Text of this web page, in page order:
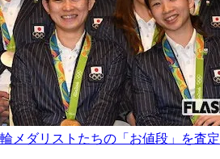
輪メダリストたちの「お値段」を査定